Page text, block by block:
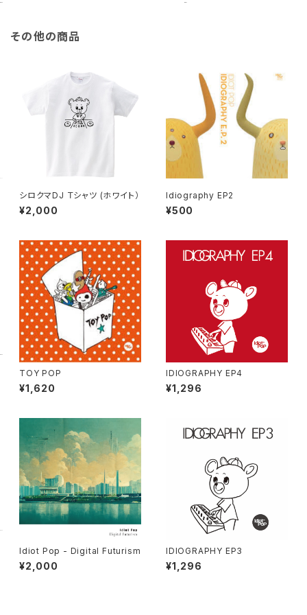
その他の商品
シロクマDJ Ｔシャツ (ホワイト）
¥2,000
Idiography EP2
¥500
TOY POP
¥1,620
IDIOGRAPHY EP4
¥1,296
Idiot Pop - Digital Futurism
¥2,000
IDIOGRAPHY EP3
¥1,296